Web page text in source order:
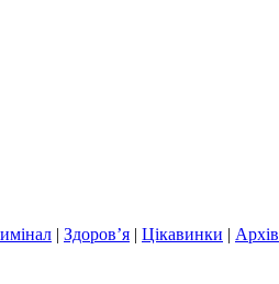
| Здоров’я | Цікавинки | Архів